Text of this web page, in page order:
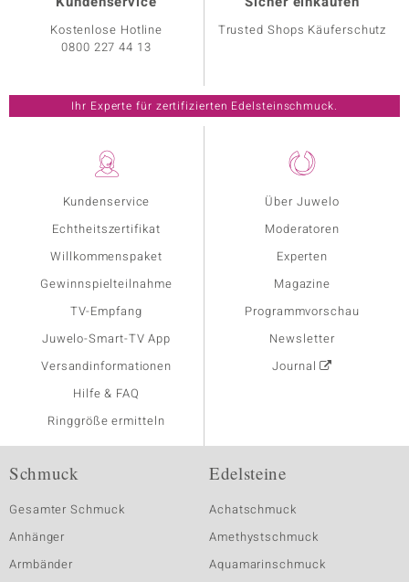
Kundenservice
Echtheitszertifikat
Willkommenspaket
Gewinnspielteilnahme
TV-Empfang
Juwelo-Smart-TV App
Versandinformationen
Hilfe & FAQ
Ringgröße ermitteln
Über Juwelo
Moderatoren
Experten
Magazine
Programmvorschau
Newsletter
Journal
Kostenlose Hotline
0800 227 44 13
Trusted Shops Käuferschutz
Ihr Experte für zertifizierten Edelsteinschmuck.
Schmuck
Gesamter Schmuck
Anhänger
Armbänder
Edelsteine
Achatschmuck
Amethystschmuck
Aquamarinschmuck